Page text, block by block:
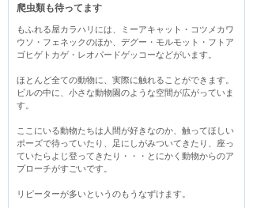
爬虫類も待ってます
もふれる屋カラハリには、ミーアキャット・コツメカワ
ウソ・フェネックのほか、デグー・モルモット・フトア
ゴヒゲトカゲ・レオパードゲッコーなどがいます。
ほとんど全ての動物に、実際に触れることができます。
ビルの中に、小さな動物園のような空間が広がっていま
す。
ここにいる動物たちは人間が好きなのか、触ってほしい
ポーズで待っていたり、足にしがみついてきたり、座っ
ていたらよじ登ってきたり・・・とにかく動物からのア
プローチがすごいです。
リピーターが多いというのもうなずけます。